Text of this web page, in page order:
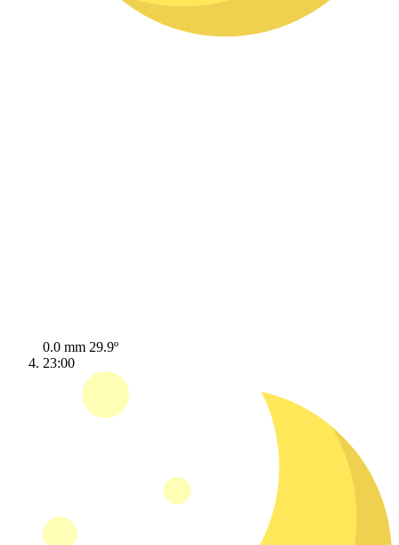
0.0 mm 29.9º
23:00